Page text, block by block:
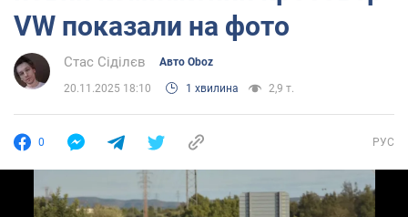
VW показали на фото
Стас Сіділєв Авто Oboz
20.11.2025 18:10 1 хвилина 2,9 т.
0 РУС